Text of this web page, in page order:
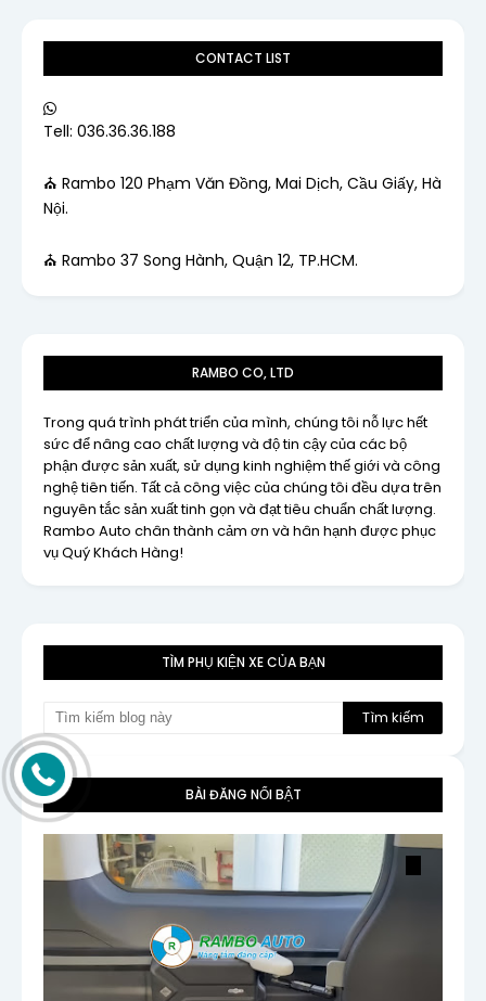
CONTACT LIST
Tell: 036.36.36.188
⛪ Rambo 120 Phạm Văn Đồng, Mai Dịch, Cầu Giấy, Hà
Nội.
⛪ Rambo 37 Song Hành, Quận 12, TP.HCM.
RAMBO CO, LTD
Trong quá trình phát triển của mình, chúng tôi nỗ lực hết
sức để nâng cao chất lượng và độ tin cậy của các bộ
phận được sản xuất, sử dụng kinh nghiệm thế giới và công
nghệ tiên tiến. Tất cả công việc của chúng tôi đều dựa trên
nguyên tắc sản xuất tinh gọn và đạt tiêu chuẩn chất lượng.
Rambo Auto chân thành cảm ơn và hân hạnh được phục
vụ Quý Khách Hàng!
TÌM PHỤ KIỆN XE CỦA BẠN
BÀI ĐĂNG NỔI BẬT